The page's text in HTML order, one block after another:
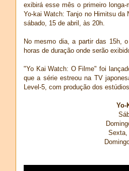
exibirá esse mês o primeiro
Yo-kai Watch: Tanjo no Himitsu da
sábado, 15 de abril, às 20h.
No mesmo dia, a partir das 15h,
horas de duração onde serão
"Yo Kai Watch: O Filme" foi
que a série estreou na TV
Level-5, com produção dos
Yo-
Sexta,